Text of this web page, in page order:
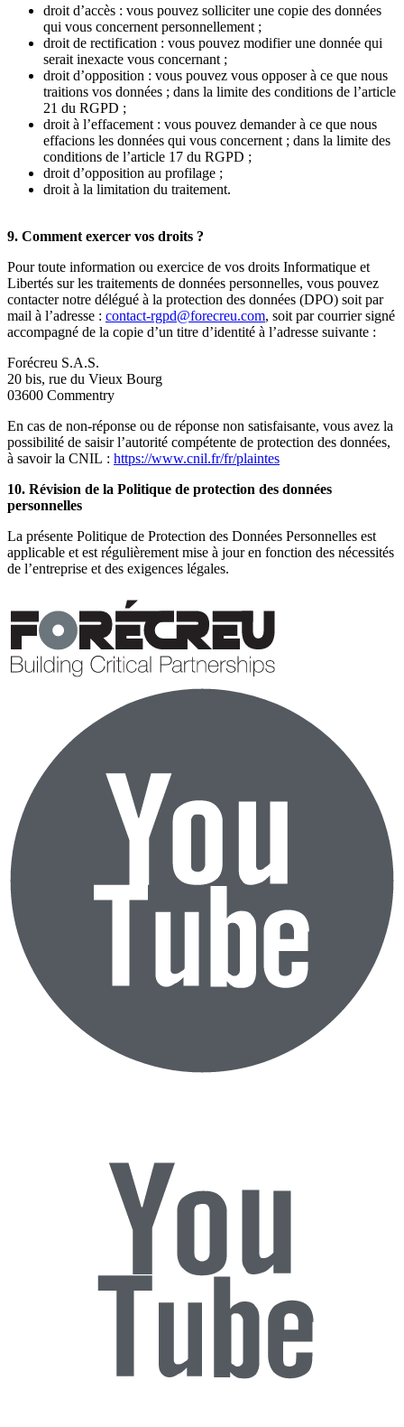
droit d’accès : vous pouvez solliciter une copie des données
qui vous concernent personnellement ;
droit de rectification : vous pouvez modifier une donnée qui
serait inexacte vous concernant ;
droit d’opposition : vous pouvez vous opposer à ce que nous
traitions vos données ; dans la limite des conditions de l’article
21 du RGPD ;
droit à l’effacement : vous pouvez demander à ce que nous
effacions les données qui vous concernent ; dans la limite des
conditions de l’article 17 du RGPD ;
droit d’opposition au profilage ;
droit à la limitation du traitement.
9. Comment exercer vos droits ?
Pour toute information ou exercice de vos droits Informatique et
Libertés sur les traitements de données personnelles, vous pouvez
contacter notre délégué à la protection des données (DPO) soit par
mail à l’adresse : contact-rgpd@forecreu.com, soit par courrier signé
accompagné de la copie d’un titre d’identité à l’adresse suivante :
Forécreu S.A.S.
20 bis, rue du Vieux Bourg
03600 Commentry
En cas de non-réponse ou de réponse non satisfaisante, vous avez la
possibilité de saisir l’autorité compétente de protection des données,
à savoir la CNIL : https://www.cnil.fr/fr/plaintes
10. Révision de la Politique de protection des données
personnelles
La présente Politique de Protection des Données Personnelles est
applicable et est régulièrement mise à jour en fonction des nécessités
de l’entreprise et des exigences légales.